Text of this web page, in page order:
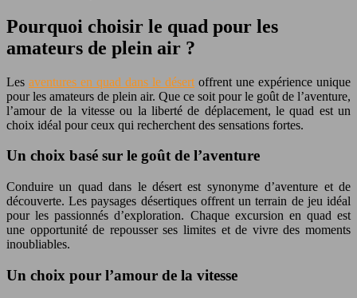
Pourquoi choisir le quad pour les
amateurs de plein air ?
Les aventures en quad dans le désert offrent une expérience unique
pour les amateurs de plein air. Que ce soit pour le goût de l’aventure,
l’amour de la vitesse ou la liberté de déplacement, le quad est un
choix idéal pour ceux qui recherchent des sensations fortes.
Un choix basé sur le goût de l’aventure
Conduire un quad dans le désert est synonyme d’aventure et de
découverte. Les paysages désertiques offrent un terrain de jeu idéal
pour les passionnés d’exploration. Chaque excursion en quad est
une opportunité de repousser ses limites et de vivre des moments
inoubliables.
Un choix pour l’amour de la vitesse